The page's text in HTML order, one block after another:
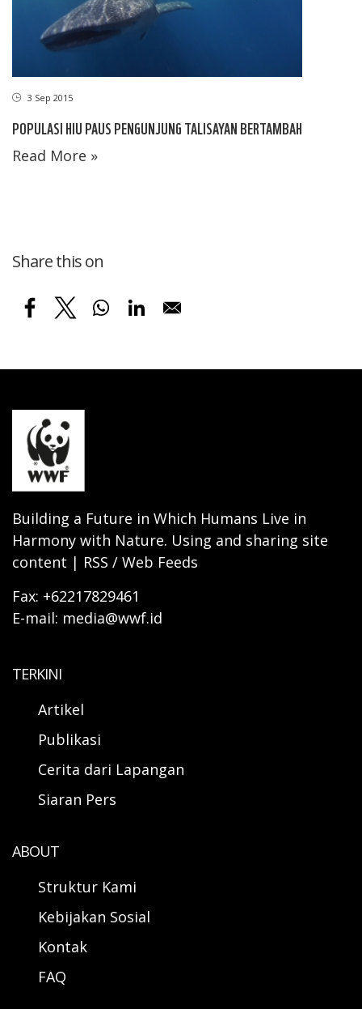
3 Sep 2015
POPULASI HIU PAUS PENGUNJUNG TALISAYAN BERTAMBAH
Read More »
Share this on
Building a Future in Which Humans Live in
Harmony with Nature. Using and sharing site
content | RSS / Web Feeds
Fax: +62217829461
E-mail: media@wwf.id
TERKINI
Artikel
Publikasi
Cerita dari Lapangan
Siaran Pers
ABOUT
Struktur Kami
Kebijakan Sosial
Kontak
FAQ